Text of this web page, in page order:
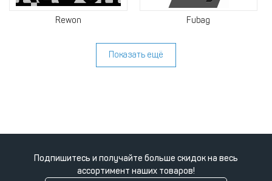
Rewon Fubag
Показать ещё
Подпишитесь и получайте больше скидок на весь
ассортимент наших товаров!